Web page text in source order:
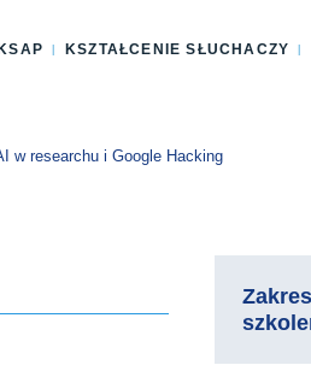
KSAP KSZTAŁCENIE SŁUCHACZY
w researchu i Google Hacking
Zakres